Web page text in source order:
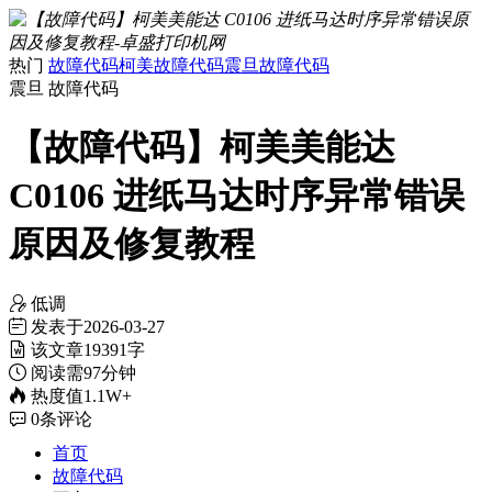
热门 故障代码柯美故障代码震旦故障代码
震旦 故障代码
【故障代码】柯美美能达
C0106 进纸马达时序异常错误
原因及修复教程
低调
发表于2026-03-27
该文章19391字
阅读需97分钟
热度值1.1W+
0条评论
首页
故障代码